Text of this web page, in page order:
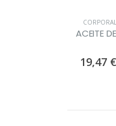
CORPORAL
ACEITE
19,47 €